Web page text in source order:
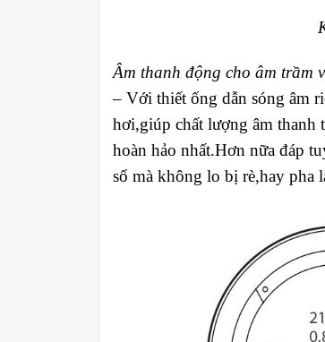
Âm thanh động cho âm trầm
– Với thiết ống dẫn sóng âm
hơi,giúp chất lượng âm thanh
hoàn hảo nhất.Hơn nữa đáp
số mà không lo bị rè,hay pha